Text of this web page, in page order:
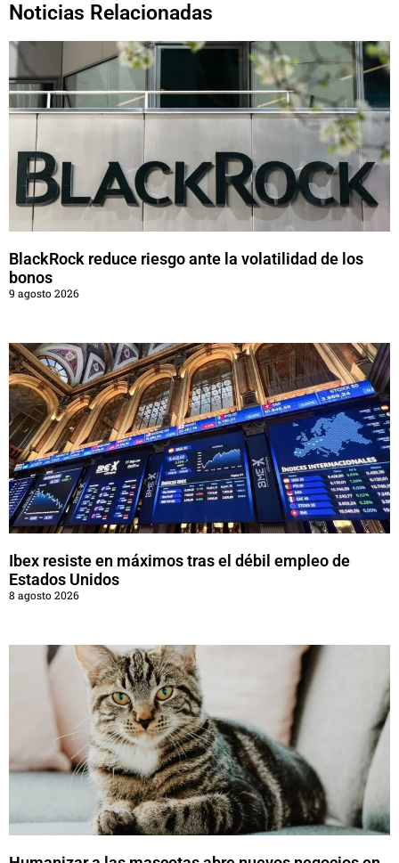
Noticias Relacionadas
BlackRock reduce riesgo ante la volatilidad de los
bonos
9 agosto 2026
Ibex resiste en máximos tras el débil empleo de
Estados Unidos
8 agosto 2026